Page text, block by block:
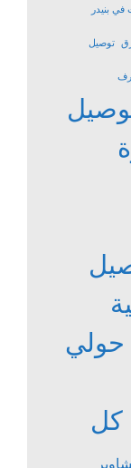
بنيدر
توصيل
كل